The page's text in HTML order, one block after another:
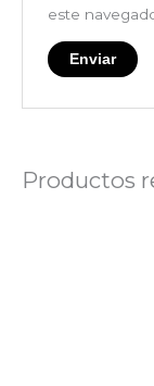
este
Productos